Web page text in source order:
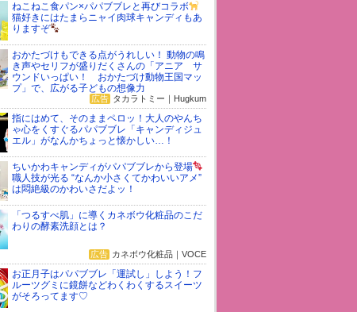
ねこねこ食パン×パパブブレと再びコラボ
猫好きにはたまらニャイ肉球キャンディもあ
りますぞ
おかたづけもできる点がうれしい！ 動物の鳴
き声やセリフが盛りだくさんの「アニア サ
ウンドいっぱい！ おかたづけ動物王国マッ
プ」で、広がる子どもの想像力
広告タカラトミー｜Hugkum
指にはめて、そのままペロッ！大人のやんち
ゃ心をくすぐるパパブブレ「キャンディジュ
エル」がなんかちょっと懐かしい…！
ちいかわキャンディがパパブブレから登場
職人技が光る “なんか小さくてかわいいアメ”
は悶絶級のかわいさだよッ！
「つるすべ肌」に導くカネボウ化粧品のこだ
わりの酵素洗顔とは？
広告カネボウ化粧品｜VOCE
お正月子はパパブブレ「運試し」しよう！フ
ルーツグミに鏡餅などわくわくするスイーツ
がそろってます♡